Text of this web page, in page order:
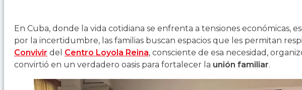
En Cuba, donde la vida cotidiana se enfrenta a tensiones económicas,
por la incertidumbre, las familias buscan espacios que les permitan
Convivir del Centro Loyola Reina, consciente de esa necesidad,
convirtió en un verdadero oasis para fortalecer la unión familiar.